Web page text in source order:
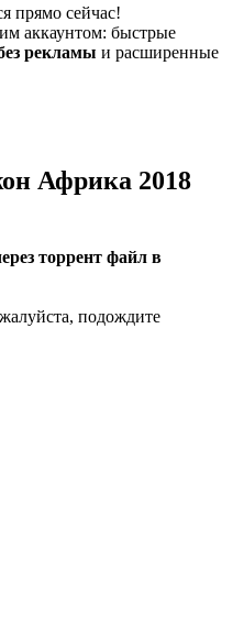
прямо сейчас!
аккаунтом: быстрые
рекламы и расширенные
Африка 2018
торрент файл в
подождите